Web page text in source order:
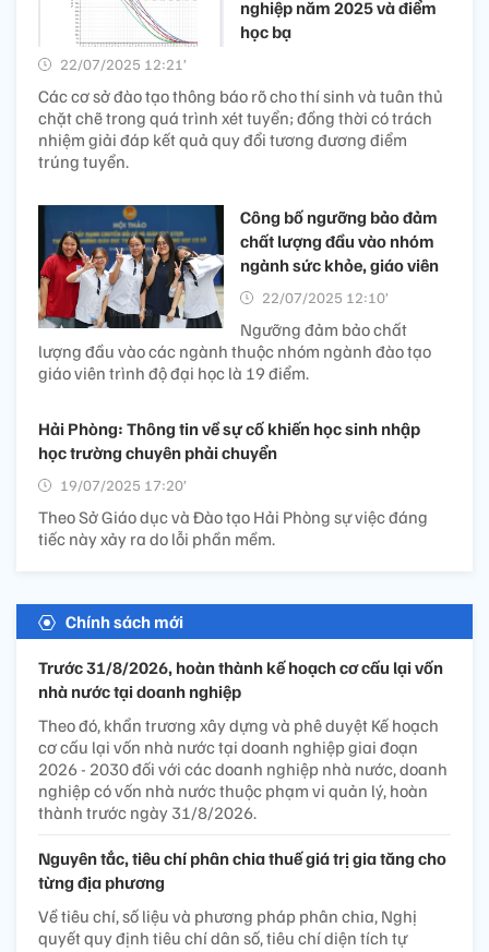
nghiệp năm 2025 và điểm
học bạ
22/07/2025 12:21’
Các cơ sở đào tạo thông báo rõ cho thí sinh và tuân thủ
chặt chẽ trong quá trình xét tuyển; đồng thời có trách
nhiệm giải đáp kết quả quy đổi tương đương điểm
trúng tuyển.
Công bố ngưỡng bảo đảm
chất lượng đầu vào nhóm
ngành sức khỏe, giáo viên
22/07/2025 12:10’
Ngưỡng đảm bảo chất
lượng đầu vào các ngành thuộc nhóm ngành đào tạo
giáo viên trình độ đại học là 19 điểm.
Hải Phòng: Thông tin về sự cố khiến học sinh nhập
học trường chuyên phải chuyển
19/07/2025 17:20’
Theo Sở Giáo dục và Đào tạo Hải Phòng sự việc đáng
tiếc này xảy ra do lỗi phần mềm.
Chính sách mới
Trước 31/8/2026, hoàn thành kế hoạch cơ cấu lại vốn
nhà nước tại doanh nghiệp
Theo đó, khẩn trương xây dựng và phê duyệt Kế hoạch
cơ cấu lại vốn nhà nước tại doanh nghiệp giai đoạn
2026 - 2030 đối với các doanh nghiệp nhà nước, doanh
nghiệp có vốn nhà nước thuộc phạm vi quản lý, hoàn
thành trước ngày 31/8/2026.
Nguyên tắc, tiêu chí phân chia thuế giá trị gia tăng cho
từng địa phương
Về tiêu chí, số liệu và phương pháp phân chia, Nghị
quyết quy định tiêu chí dân số, tiêu chí diện tích tự